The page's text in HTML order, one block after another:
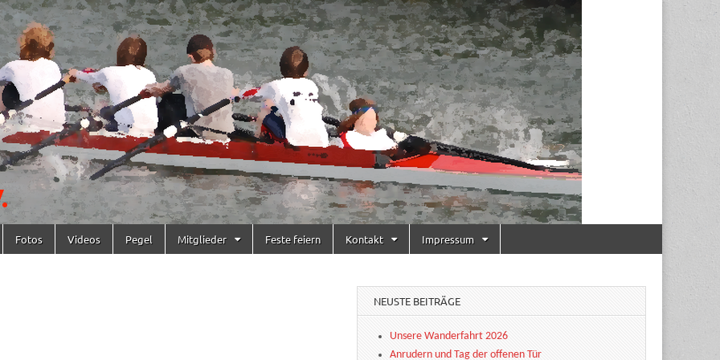
Fotos Videos Pegel Mitglieder Feste feiern Kontakt Impressum
NEUSTE BEITRÄGE
Unsere Wanderfahrt 2026
Anrudern und Tag der offenen Tür